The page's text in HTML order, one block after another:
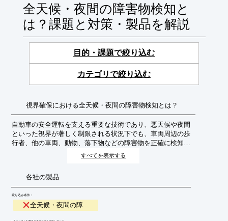
全天候・夜間の障害物検知と
は？課題と対策・製品を解説
目的・課題で絞り込む
カテゴリで絞り込む
視界確保における全天候・夜間の障害物検知とは？
自動車の安全運転を支える重要な技術であり、悪天候や夜間
といった視界が著しく制限される状況下でも、車両周辺の歩
行者、他の車両、動物、落下物などの障害物を正確に検知
し、事故を未然に防ぐことを目的としています。
すべてを表示する
各社の製品
絞り込み条件：
全天候・夜間の障...